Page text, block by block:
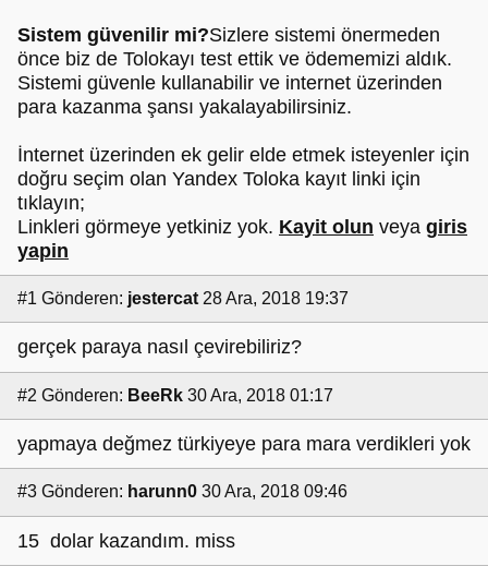
Sistem güvenilir mi?Sizlere sistemi önermeden
önce biz de Tolokayı test ettik ve ödememizi aldık.
Sistemi güvenle kullanabilir ve internet üzerinden
para kazanma şansı yakalayabilirsiniz.
İnternet üzerinden ek gelir elde etmek isteyenler için
doğru seçim olan Yandex Toloka kayıt linki için
tıklayın;
Linkleri görmeye yetkiniz yok. Kayit olun veya giris
yapin
#1 Gönderen: jestercat 28 Ara, 2018 19:37
gerçek paraya nasıl çevirebiliriz?
#2 Gönderen: BeeRk 30 Ara, 2018 01:17
yapmaya değmez türkiyeye para mara verdikleri yok
#3 Gönderen: harunn0 30 Ara, 2018 09:46
15 dolar kazandım. miss